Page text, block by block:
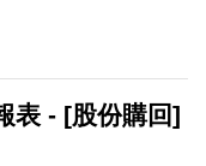
表 - [股份購回]